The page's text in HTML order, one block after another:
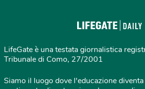
LifeGate è una testata giornalistica
Tribunale di Como, 27/2001
Siamo il luogo dove l'educazione